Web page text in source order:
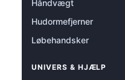
Håndvægt
Hudormefjerner
Løbehandsker
UNIVERS & HJÆLP